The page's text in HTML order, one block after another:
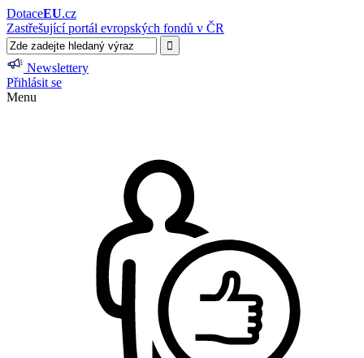
DotaceEU.cz
Zastřešující portál evropských fondů v ČR
Newslettery
Přihlásit se
Menu